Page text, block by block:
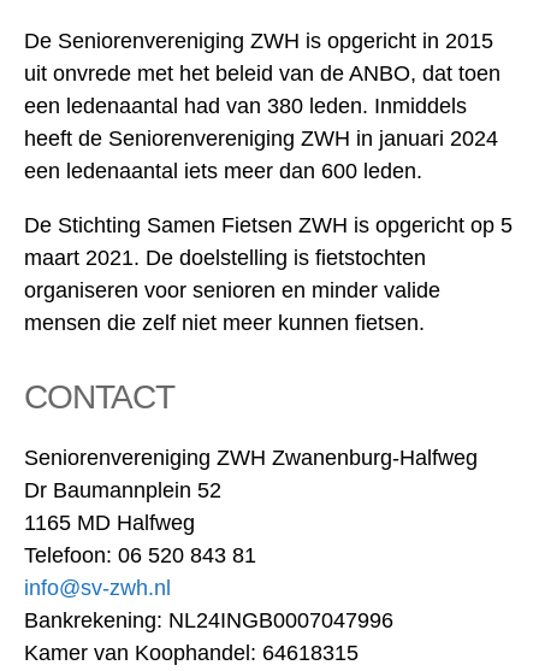
De Seniorenvereniging ZWH is opgericht in 2015
uit onvrede met het beleid van de ANBO, dat toen
een ledenaantal had van 380 leden. Inmiddels
heeft de Seniorenvereniging ZWH in januari 2024
een ledenaantal iets meer dan 600 leden.
De Stichting Samen Fietsen ZWH is opgericht op 5
maart 2021. De doelstelling is fietstochten
organiseren voor senioren en minder valide
mensen die zelf niet meer kunnen fietsen.
CONTACT
Seniorenvereniging ZWH Zwanenburg-Halfweg
Dr Baumannplein 52
1165 MD Halfweg
Telefoon: 06 520 843 81
info@sv-zwh.nl
Bankrekening: NL24INGB0007047996
Kamer van Koophandel: 64618315